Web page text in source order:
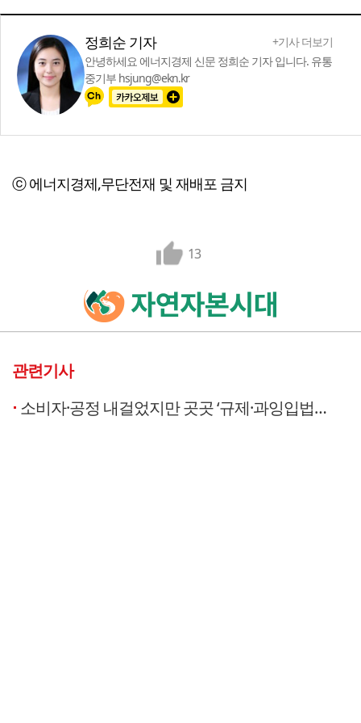
정희순 기자
+기사 더보기
안녕하세요 에너지경제 신문 정희순 기자 입니다. 유통
중기부 hsjung@ekn.kr
ⓒ 에너지경제,무단전재 및 재배포 금지
13
관련기사
소비자·공정 내걸었지만 곳곳 ‘규제·과잉입법의 덫’